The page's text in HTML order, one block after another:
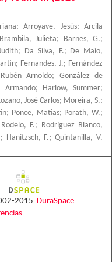
;Arroyave, Jesús;Arcila
Brambila, Julieta; Barnes, G.;
; Da Silva, F.;
De Maio,
; Fernandes, J.; Fernández
Arnoldo; González de
Armando; Harlow, Summer;
José Carlos; Moreira, S.;
; Ponce, Matías; Porath, W.;
Rodelo, F.;
Rodríguez Blanco,
; Hanitzsch, F. ;Quintanilla, V.
2015 DuraSpace